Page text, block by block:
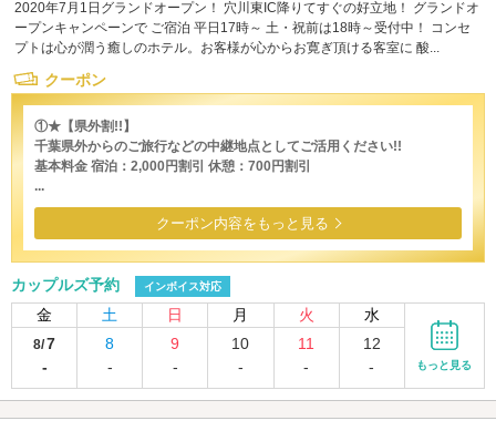
2020年7月1日グランドオープン！ 穴川東IC降りてすぐの好立地！ グランドオ
ープンキャンペーンで ご宿泊 平日17時～ 土・祝前は18時～受付中！ コンセ
プトは心が潤う癒しのホテル。お客様が心からお寛ぎ頂ける客室に 酸...
クーポン
①★【県外割!!】
千葉県外からのご旅行などの中継地点としてご活用ください!!
基本料金 宿泊：2,000円割引 休憩：700円割引
...
クーポン内容をもっと見る
カップルズ予約 インボイス対応
金 土 日 月 火 水
8/7
-
8
-
9
-
10
-
11
-
12
-
もっと見る